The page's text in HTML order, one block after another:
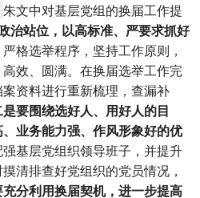
朱文中对基层党组的换届工作提
治站位，以高标准、严要求抓好
格选举程序，坚持工作原则，
效、圆满。 在换届选举工作完
资料进行重新梳理，查漏补
要围绕选好人、用好人的目
业务能力强、作风形象好的优
基层党组织领导班子，并提升
清排查好党组织的党员情况，
分利用换届契机，进一步提高